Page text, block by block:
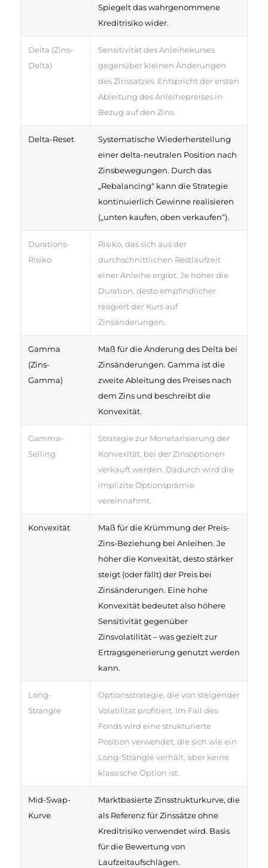
Spiegelt das wahrgenommene
Kreditrisiko wider.
Delta (Zins-
Delta)
Sensitivität des Anleihekurses
gegenüber kleinen Änderungen
des Zinssatzes. Entspricht der ersten
Ableitung des Anleihepreises in
Bezug auf den Zins.
Delta-Reset
Systematische Wiederherstellung
einer delta-neutralen Position nach
Zinsbewegungen. Durch das
„Rebalancing“ kann die Strategie
kontinuierlich Gewinne realisieren
(„unten kaufen, oben verkaufen“).
Durations-
Risiko
Risiko, das sich aus der
durchschnittlichen Restlaufzeit
einer Anleihe ergibt. Je höher die
Duration, desto empfindlicher
reagiert der Kurs auf
Zinsänderungen.
Gamma
(Zins-
Gamma)
Maß für die Änderung des Delta bei
Zinsänderungen. Gamma ist die
zweite Ableitung des Preises nach
dem Zins und beschreibt die
Konvexität.
Gamma-
Selling
Strategie zur Monetarisierung der
Konvexität, bei der Zinsoptionen
verkauft werden. Dadurch wird die
implizite Optionsprämie
vereinnahmt.
Konvexität
Maß für die Krümmung der Preis-
Zins-Beziehung bei Anleihen. Je
höher die Konvexität, desto stärker
steigt (oder fällt) der Preis bei
Zinsänderungen. Eine hohe
Konvexität bedeutet also höhere
Sensitivität gegenüber
Zinsvolatilität – was gezielt zur
Ertragsgenerierung genutzt werden
kann.
Long-
Strangle
Optionsstrategie, die von steigender
Volatilität profitiert. Im Fall des
Fonds wird eine strukturierte
Position verwendet, die sich wie ein
Long-Strangle verhält, aber keine
klassische Option ist.
Mid-Swap-
Kurve
Marktbasierte Zinsstrukturkurve, die
als Referenz für Zinssätze ohne
Kreditrisiko verwendet wird. Basis
für die Bewertung von
Laufzeitaufschlägen.